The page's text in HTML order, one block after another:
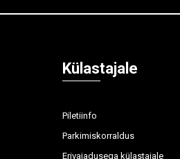
Külastajale
Piletiinfo
Parkimiskorraldus
Erivajadusega külastajale